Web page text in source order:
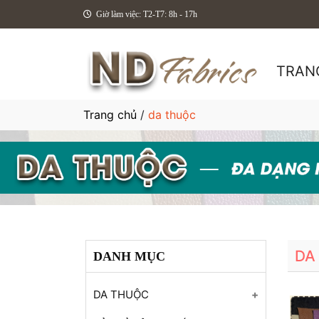
Giờ làm việc: T2-T7: 8h - 17h
Trang chủ / da thuộc
DANH MỤC
DA THUỘC